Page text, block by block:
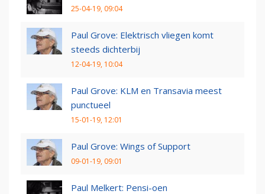
25-04-19, 09:04
Paul Grove: Elektrisch vliegen komt
steeds dichterbij
12-04-19, 10:04
Paul Grove: KLM en Transavia meest
punctueel
15-01-19, 12:01
Paul Grove: Wings of Support
09-01-19, 09:01
Paul Melkert: Pensi-oen